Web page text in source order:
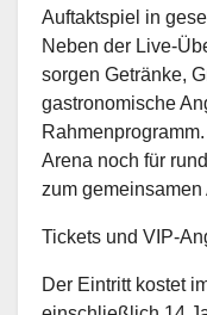
Auftaktspiel in
Neben der Live-
sorgen Getränke,
gastronomische
Arena noch für
zum
Tickets und VIP-
Der Eintritt kostet